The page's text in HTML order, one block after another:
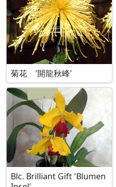
菊花 '開龍秋峰'
Blc. Brilliant Gift 'Blumen